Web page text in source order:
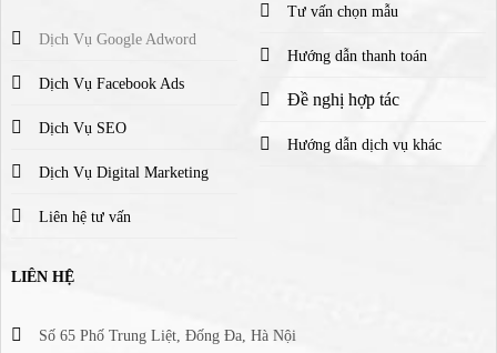
Dịch Vụ Google Adword
Dịch Vụ Facebook Ads
Dịch Vụ SEO
Dịch Vụ Digital Marketing
Liên hệ tư vấn
Tư vấn chọn mẫu
Hướng dẫn thanh toán
Đề nghị hợp tác
Hướng dẫn dịch vụ khác
LIÊN HỆ
Số 65 Phố Trung Liệt, Đống Đa, Hà Nội